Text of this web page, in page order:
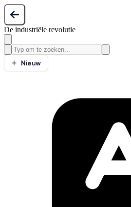
De industriële revolutie
Nieuw